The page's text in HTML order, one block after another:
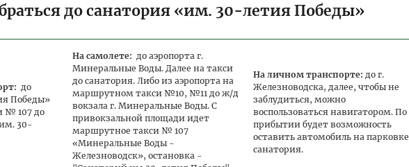
до санатория «им. 30-летия Победы»
до
Победы»
№ 107 до
30-
На самолете: до аэропорта г.
Минеральные Воды. Далее на такси
до санатория. Либо из аэропорта на
маршрутном такси №10, №11 до ж/д
вокзала г. Минеральные Воды. С
привокзальной площади идет
маршрутное такси № 107
«Минеральные Воды -
Железноводск», остановка -
На личном транспорте: до г.
Железноводска, далее, чтобы не
заблудиться, можно
воспользоваться навигатором. По
прибытии будет возможность
оставить автомобиль на парковке
санатория.